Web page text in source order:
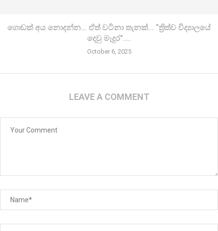
ගොඩක් අය නොදන්න… ඒත් වටිනා තැනක්… “ත්‍රිත්ව විද්‍යාලයේ
දෙවු මැදුර”….
October 6, 2025
LEAVE A COMMENT